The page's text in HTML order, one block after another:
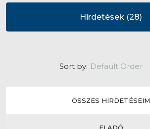
Hirdetések (28)
ÖSSZES HIRDETÉSEIM
ELADÓ
Sort by: Default Order